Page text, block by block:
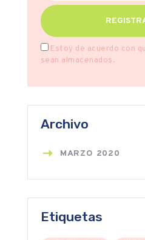
Estoy de acuerdo con
sean almacenados.
Archivo
MARZO 2020
Etiquetas